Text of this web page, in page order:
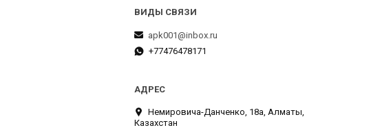
apk001@inbox.ru
+77476478171
Немировича-Данченко, 18а, Алматы,
Казахстан